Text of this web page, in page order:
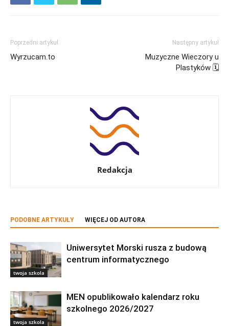
Poprzedni artykuł
Wyrzucam.to
Następny artykuł
Muzyczne Wieczory u
Plastyków 🗓
Redakcja
PODOBNE ARTYKUŁY WIĘCEJ OD AUTORA
twoja szkola
Uniwersytet Morski rusza z budową
centrum informatycznego
twoja szkola
MEN opublikowało kalendarz roku
szkolnego 2026/2027